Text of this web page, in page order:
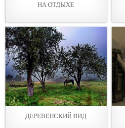
НА ОТДЫХЕ
ДЕРЕВЕНСКИЙ ВИД